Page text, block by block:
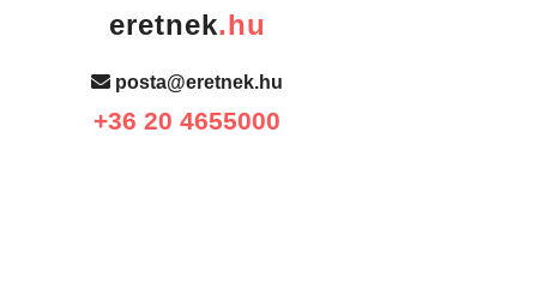
eretnek.hu
posta@eretnek.hu
+36 20 4655000